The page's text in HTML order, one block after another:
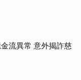
流異常 意外揭詐慈